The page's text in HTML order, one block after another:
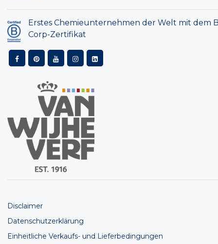
Erstes Chemieunternehmen der Welt mit dem
Corp-Zertifikat
Disclaimer
Datenschutzerklärung
Einheitliche Verkaufs- und Lieferbedingungen